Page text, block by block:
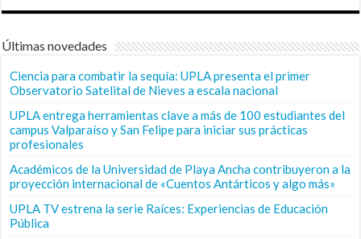
Últimas novedades
Ciencia para combatir la sequía: UPLA presenta el primer
Observatorio Satelital de Nieves a escala nacional
UPLA entrega herramientas clave a más de 100 estudiantes del
campus Valparaíso y San Felipe para iniciar sus prácticas
profesionales
Académicos de la Universidad de Playa Ancha contribuyeron a la
proyección internacional de «Cuentos Antárticos y algo más»
UPLA TV estrena la serie Raíces: Experiencias de Educación
Pública